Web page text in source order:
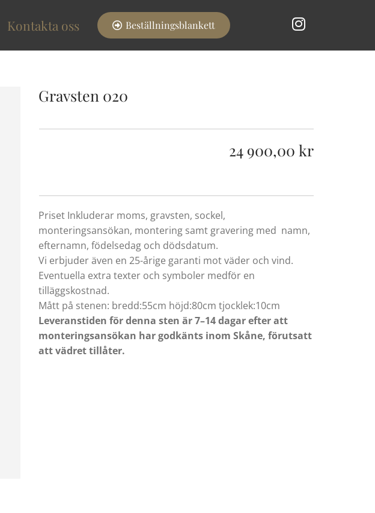
Kontakta oss Beställningsblankett
Gravsten 020
24 900,00 kr
Priset Inkluderar moms, gravsten, sockel,
monteringsansökan, montering samt gravering med namn,
efternamn, födelsedag och dödsdatum.
Vi erbjuder även en 25-årige garanti mot väder och vind.
Eventuella extra texter och symboler medför en
tilläggskostnad.
Mått på stenen: bredd:55cm höjd:80cm tjocklek:10cm
Leveranstiden för denna sten är 7–14 dagar efter att
monteringsansökan har godkänts inom Skåne, förutsatt
att vädret tillåter.